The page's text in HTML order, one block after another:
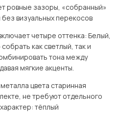
ровные зазоры, «собранный»
визуальных перекосов
четыре оттенка: Белый,
как светлый, так и
тона между
мягкие акценты.
цвета старинная
не требуют отдельного
тёплый